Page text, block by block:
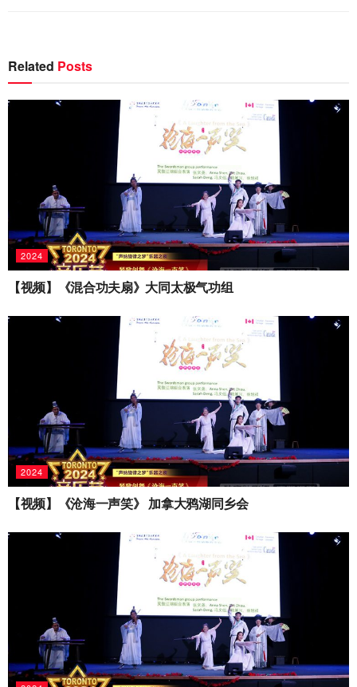
Related Posts
2024
【视频】《混合功夫扇》大同太极气功组
2024
【视频】《沧海一声笑》 加拿大鸦湖同乡会